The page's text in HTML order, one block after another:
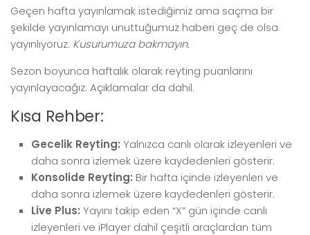
Geçen hafta yayınlamak istediğimiz ama saçma bir
şekilde yayınlamayı unuttuğumuz haberi geç de olsa
yayınlıyoruz. Kusurumuza bakmayın.
Sezon boyunca haftalık olarak reyting puanlarını
yayınlayacağız. Açıklamalar da dahil.
Kısa Rehber:
Gecelik Reyting: Yalnızca canlı olarak izleyenleri ve
daha sonra izlemek üzere kaydedenleri gösterir.
Konsolide Reyting: Bir hafta içinde izleyenleri ve
daha sonra izlemek üzere kaydedenleri gösterir.
Live Plus: Yayını takip eden “X” gün içinde canlı
izleyenleri ve iPlayer dahil çeşitli araçlardan tüm